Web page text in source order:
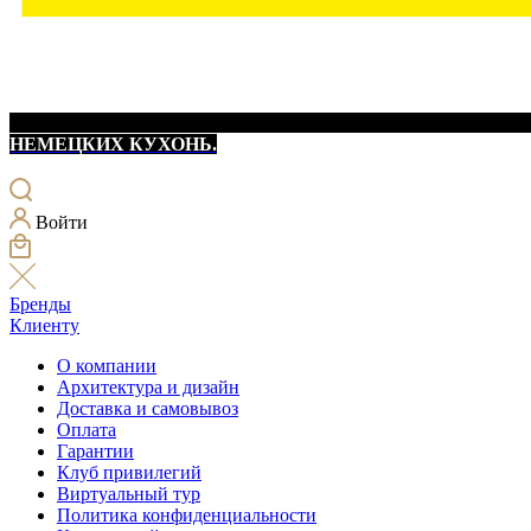
НЕМЕЦКИХ КУХОНЬ.
Войти
Бренды
Клиенту
О компании
Архитектура и дизайн
Доставка и самовывоз
Оплата
Гарантии
Клуб привилегий
Виртуальный тур
Политика конфиденциальности